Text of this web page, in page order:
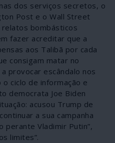
dos serviços secretos, o
Post e o Wall Street
relatos bombásticos
fazer acreditar que a
aos Talibã por cada
consigam matar no
provocar escândalo nos
ciclo de informação e
democrata Joe Biden
acusou Trump de
a sua campanha
perante Vladimir Putin”,
limites”.